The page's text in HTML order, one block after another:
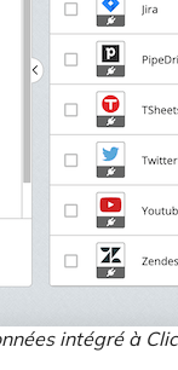
intégré à